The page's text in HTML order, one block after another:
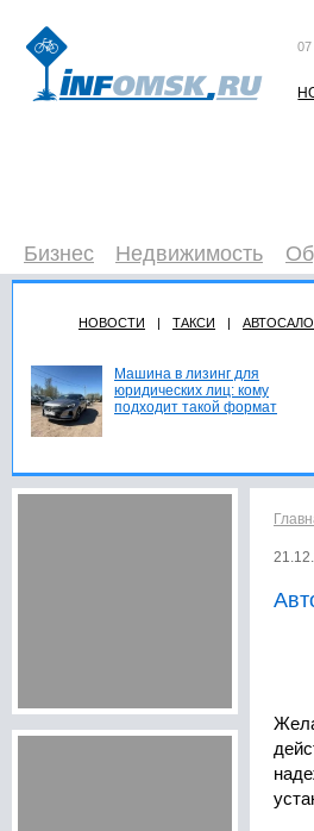
07
Бизнес Недвижимость
НОВОСТИ | ТАКСИ |
Машина в лизинг для
юридических лиц: кому
подходит такой формат